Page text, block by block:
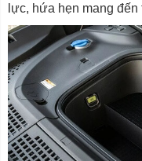
lực, hứa hẹn mang